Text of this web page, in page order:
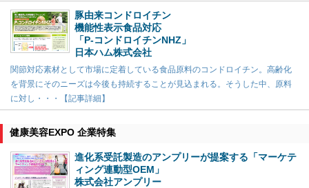
豚由来コンドロイチン
機能性表示食品対応
「P-コンドロイチンNHZ」
日本ハム株式会社
関節対応素材として市場に定着している食品原料のコンドロイチン。高齢化
を背景にそのニーズは今後も持続することが見込まれる。そうした中、原料
に対し・・・【記事詳細】
健康美容EXPO 企業特集
進化系受託製造のアンプリーが提案する「マーケテ
ィング連動型OEM」
株式会社アンプリー